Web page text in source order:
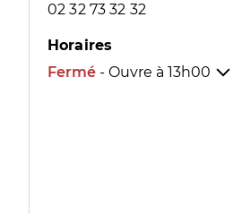
02 32 73 32 32
Horaires
Fermé - Ouvre à 13h00